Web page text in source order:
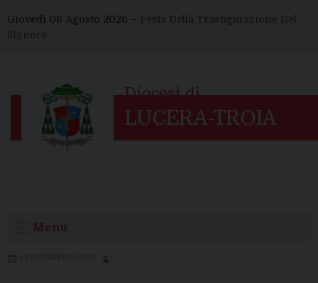
to
content
Giovedì 06 Agosto 2026 – Festa Della Trasfigurazione Del
Signore
Menu